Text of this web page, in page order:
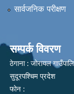
सार्वजनिक परीक्षण
सम्पर्क विवरण
ठेगाना : जोरायल
सुदूरपश्चिम प्रदेश
फोन :